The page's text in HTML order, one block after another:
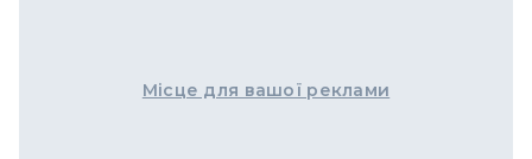
Місце для вашої реклами